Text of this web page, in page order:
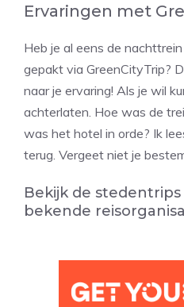
Ervaringen met
Heb je al eens de
gepakt via GreenCityTrip?
naar je ervaring! Als je wil
achterlaten. Hoe was de
was het hotel in orde? Ik
terug. Vergeet niet je
Bekijk de stedentrips
bekende